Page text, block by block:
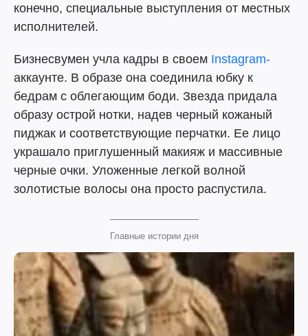
конечно, специальные выступления от местных
исполнителей.
Бизнесвумен учла кадры в своем Instagram-
аккаунте. В образе она соединила юбку к
бедрам с облегающим боди. Звезда придала
образу острой нотки, надев черный кожаный
пиджак и соответствующие перчатки. Ее лицо
украшало приглушенный макияж и массивные
черные очки. Уложенные легкой волной
золотистые волосы она просто распустила.
Главные истории дня